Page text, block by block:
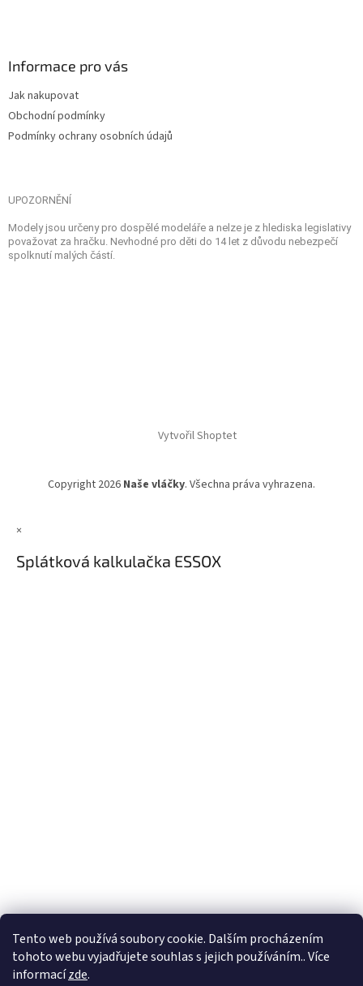
Tento web používá soubory cookie. Dalším procházením
tohoto webu vyjadřujete souhlas s jejich používáním.. Více
informacízde.
Informace pro vás
Jak nakupovat
Obchodní podmínky
Podmínky ochrany osobních údajů
UPOZORNĚNÍ
Modely jsou určeny pro dospělé modeláře a nelze je z hlediska legislativy
považovat za hračku. Nevhodné pro děti do 14 let z důvodu nebezpečí
spolknutí malých částí.
Vytvořil Shoptet
Copyright 2026 Naše vláčky. Všechna práva vyhrazena.
×
Splátková kalkulačka ESSOX